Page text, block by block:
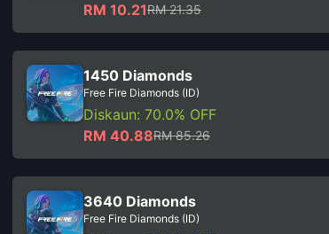
RM 10.21RM 21.35
1450 Diamonds
Free Fire Diamonds (ID)
Diskaun: 70.0% OFF
RM 40.88RM 85.26
3640 Diamonds
Free Fire Diamonds (ID)